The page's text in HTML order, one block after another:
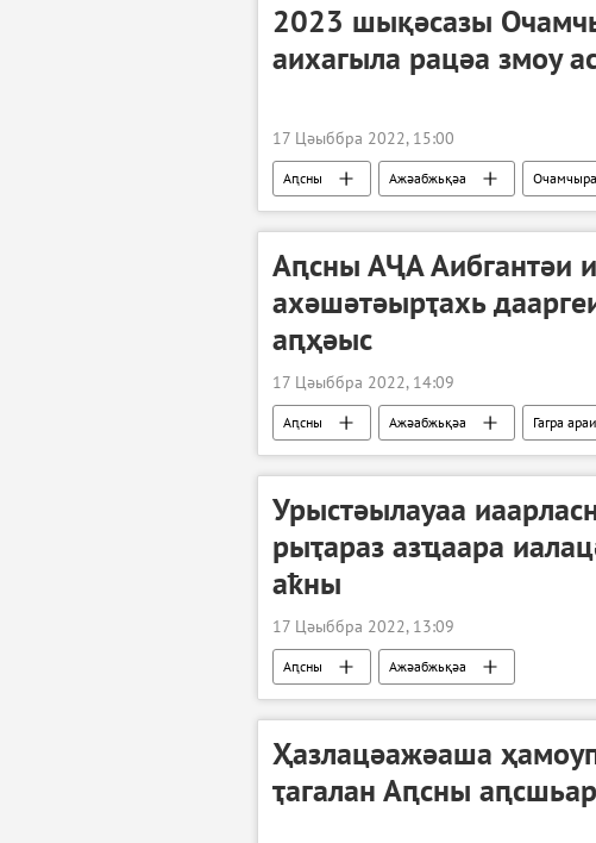
2023 шықәсазы
аихагыла рацәа змоу
17 Цәыббра 2022, 15:00
Аԥсны Ажәабжьқәа Очамчыра
Аԥсны АҶА Аибгантәи
ахәшәтәырҭахь
аԥҳәыс
17 Цәыббра 2022, 14:09
Аԥсны Ажәабжьқәа Гагра
Урыстәылауаа
рыҭараз азҵаара
аҟны
17 Цәыббра 2022, 13:09
Аԥсны Ажәабжьқәа
Ҳазлацәажәаша
ҭагалан Аԥсны